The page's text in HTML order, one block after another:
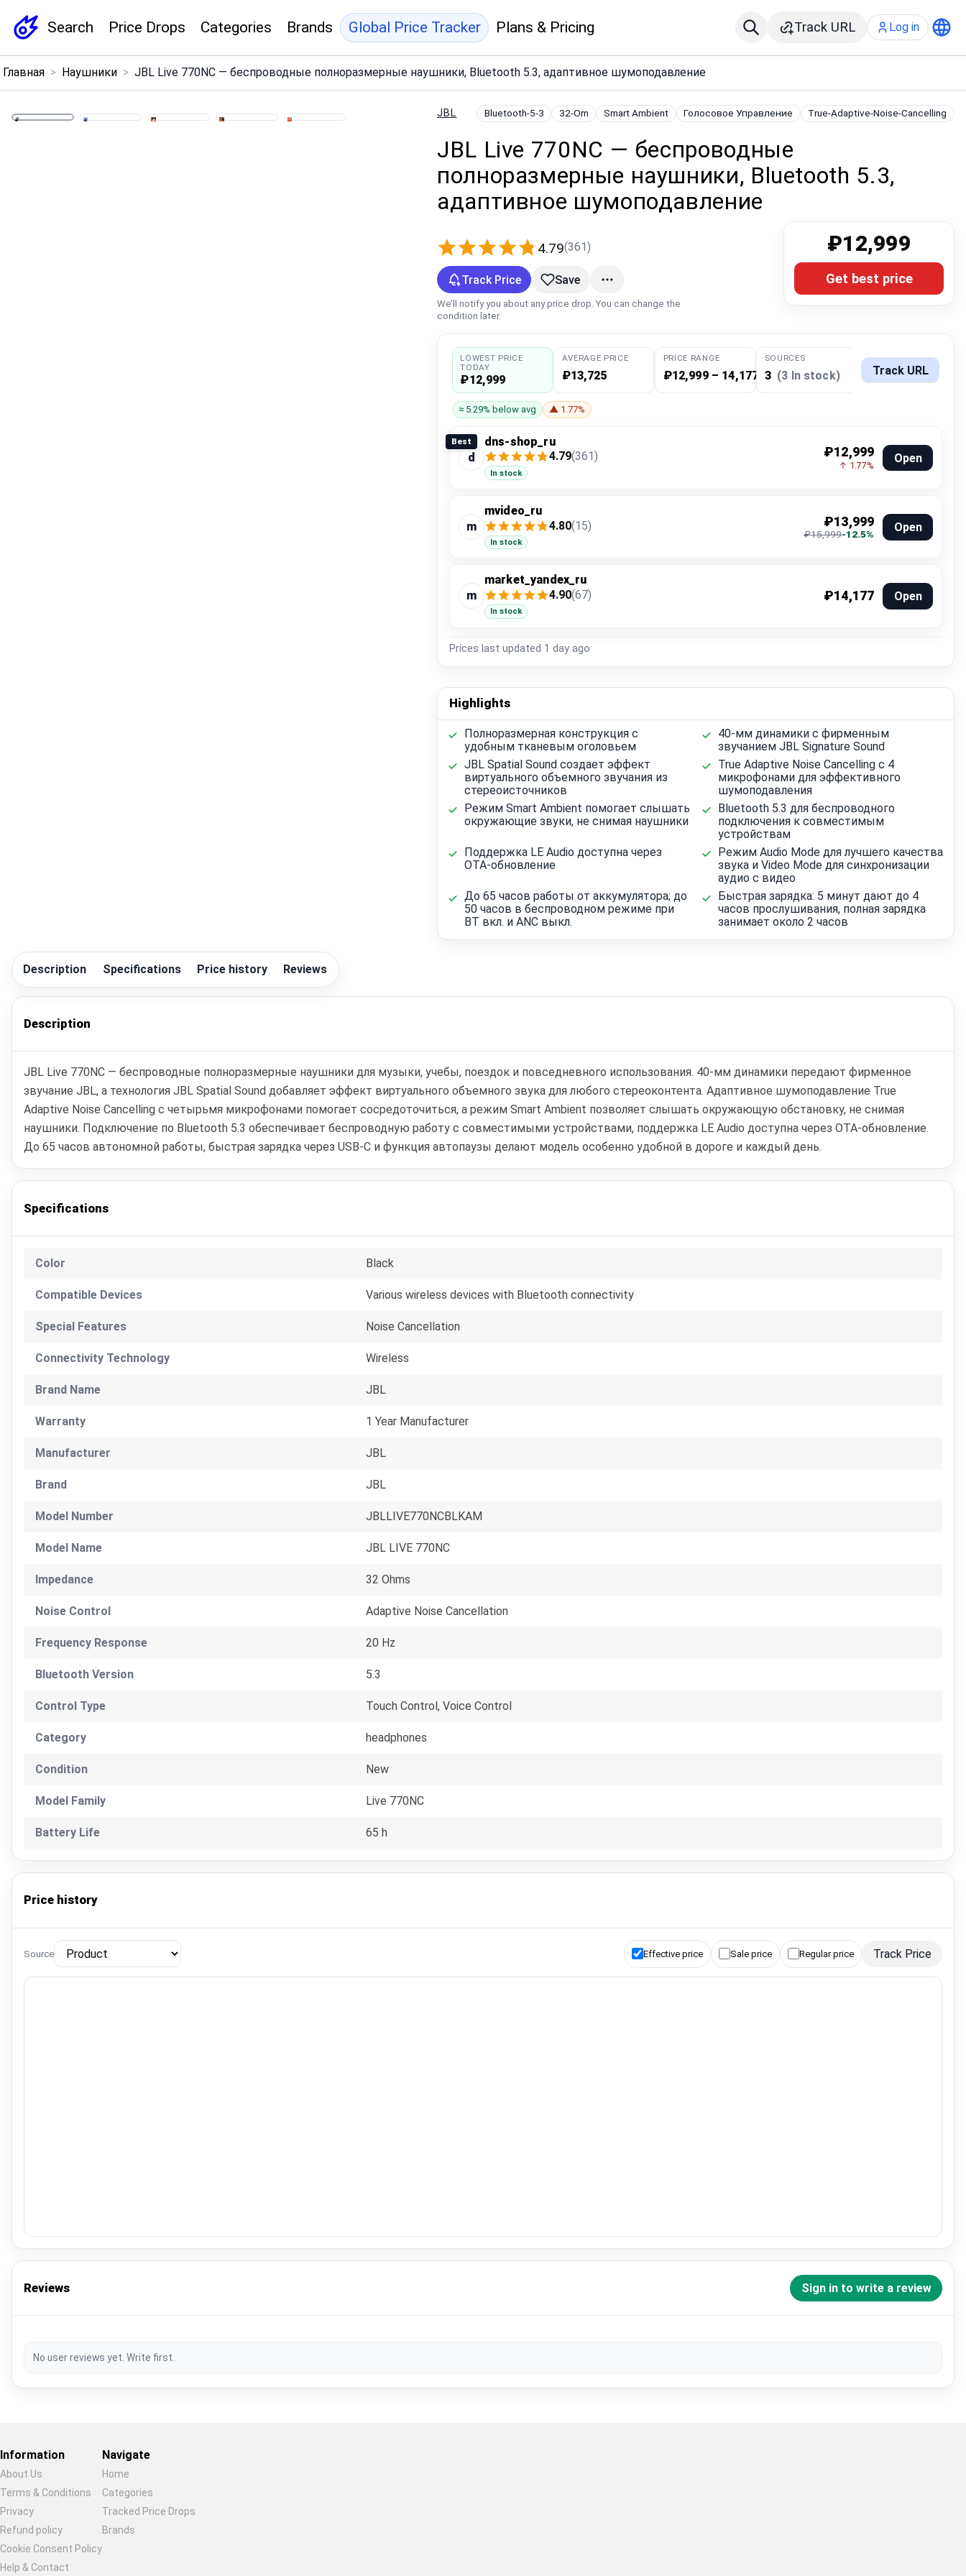
Search Price Drops Categories Brands Global Price Tracker Plans & Pricing Track URL Log in
Menu ×
Home
Главная > Наушники > JBL Live 770NC — беспроводные полноразмерные наушники, Bluetooth 5.3, адаптивное шумоподавление
JBL Bluetooth-5-3 32-Om Smart Ambient Голосовое Управление True-Adaptive-Noise-Cancelling
JBL Live 770NC — беспроводные
полноразмерные наушники, Bluetooth 5.3,
адаптивное шумоподавление
4.79(361) ₽12,999
Get best price
Track Price Save
We’ll notify you about any price drop. You can change the
condition later.
LOWEST PRICE
TODAY
₽12,999
AVERAGE PRICE
₽13,725
PRICE RANGE
₽12,999 – 14,177
SOURCES
3 (3 In stock) Track URL
≈ 5.29% below avg ▲ 1.77%
Best
d
dns-shop_ru
4.79(361)
In stock
₽12,999
↑ 1.77%
Open
m
mvideo_ru
4.80(15)
In stock
₽13,999
₽15,999-12.5% Open
m
market_yandex_ru
4.90(67)
In stock
₽14,177 Open
Prices last updated 1 day ago
Highlights
Полноразмерная конструкция с
удобным тканевым оголовьем
40-мм динамики с фирменным
звучанием JBL Signature Sound
JBL Spatial Sound создает эффект
виртуального объемного звучания из
стереоисточников
True Adaptive Noise Cancelling с 4
микрофонами для эффективного
шумоподавления
Режим Smart Ambient помогает слышать
окружающие звуки, не снимая наушники
Bluetooth 5.3 для беспроводного
подключения к совместимым
устройствам
Поддержка LE Audio доступна через
OTA-обновление
Режим Audio Mode для лучшего качества
звука и Video Mode для синхронизации
аудио с видео
До 65 часов работы от аккумулятора; до
50 часов в беспроводном режиме при
BT вкл. и ANC выкл.
Быстрая зарядка: 5 минут дают до 4
часов прослушивания, полная зарядка
занимает около 2 часов
Description Specifications Price history Reviews
Description
JBL Live 770NC — беспроводные полноразмерные наушники для музыки, учебы, поездок и повседневного использования. 40-мм динамики передают фирменное
звучание JBL, а технология JBL Spatial Sound добавляет эффект виртуального объемного звука для любого стереоконтента. Адаптивное шумоподавление True
Adaptive Noise Cancelling с четырьмя микрофонами помогает сосредоточиться, а режим Smart Ambient позволяет слышать окружающую обстановку, не снимая
наушники. Подключение по Bluetooth 5.3 обеспечивает беспроводную работу с совместимыми устройствами, поддержка LE Audio доступна через OTA-обновление.
До 65 часов автономной работы, быстрая зарядка через USB-C и функция автопаузы делают модель особенно удобной в дороге и каждый день.
Specifications
Color Black
Compatible Devices Various wireless devices with Bluetooth connectivity
Special Features Noise Cancellation
Connectivity Technology Wireless
Brand Name JBL
Warranty 1 Year Manufacturer
Manufacturer JBL
Brand JBL
Model Number JBLLIVE770NCBLKAM
Model Name JBL LIVE 770NC
Impedance 32 Ohms
Noise Control Adaptive Noise Cancellation
Frequency Response 20 Hz
Bluetooth Version 5.3
Control Type Touch Control, Voice Control
Category headphones
Condition New
Model Family Live 770NC
Battery Life 65 h
Price history
Source Effective price Sale price Regular price Track Price
Reviews Sign in to write a review
No user reviews yet. Write first.
Restore previous
Information
About Us
Terms & Conditions
Privacy
Refund policy
Cookie Consent Policy
Help & Contact
Navigate
Home
Categories
Tracked Price Drops
Brands